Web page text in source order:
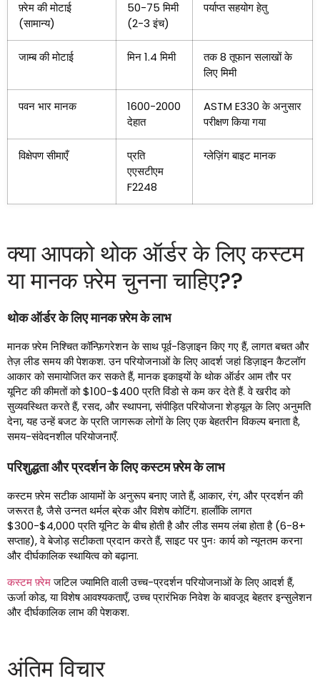
फ़्रेम की मोटाई
(सामान्य)
50-75 मिमी
(2-3 इंच)
पर्याप्त सहयोग हेतु
जाम्ब की मोटाई मिन 1.4 मिमी
तक 8 तूफान सलाखों के
लिए मिमी
पवन भार मानक
1600-2000
देहात
ASTM E330 के अनुसार
परीक्षण किया गया
विक्षेपण सीमाएँ
प्रति
एएसटीएम
F2248
ग्लेज़िंग बाइट मानक
क्या आपको थोक ऑर्डर के लिए कस्टम
या मानक फ़्रेम चुनना चाहिए??
थोक ऑर्डर के लिए मानक फ़्रेम के लाभ
मानक फ़्रेम निश्चित कॉन्फ़िगरेशन के साथ पूर्व-डिज़ाइन किए गए हैं, लागत बचत और
तेज़ लीड समय की पेशकश. उन परियोजनाओं के लिए आदर्श जहां डिज़ाइन कैटलॉग
आकार को समायोजित कर सकते हैं, मानक इकाइयों के थोक ऑर्डर आम तौर पर
यूनिट की कीमतों को $100-$400 प्रति विंडो से कम कर देते हैं. वे खरीद को
सुव्यवस्थित करते हैं, रसद, और स्थापना, संपीड़ित परियोजना शेड्यूल के लिए अनुमति
देना, यह उन्हें बजट के प्रति जागरूक लोगों के लिए एक बेहतरीन विकल्प बनाता है,
समय-संवेदनशील परियोजनाएँ.
परिशुद्धता और प्रदर्शन के लिए कस्टम फ़्रेम के लाभ
कस्टम फ़्रेम सटीक आयामों के अनुरूप बनाए जाते हैं, आकार, रंग, और प्रदर्शन की
जरूरत है, जैसे उन्नत थर्मल ब्रेक और विशेष कोटिंग. हालाँकि लागत
$300-$4,000 प्रति यूनिट के बीच होती है और लीड समय लंबा होता है (6-8+
सप्ताह), वे बेजोड़ सटीकता प्रदान करते हैं, साइट पर पुनः कार्य को न्यूनतम करना
और दीर्घकालिक स्थायित्व को बढ़ाना.
कस्टम फ़्रेमजटिल ज्यामिति वाली उच्च-प्रदर्शन परियोजनाओं के लिए आदर्श हैं,
ऊर्जा कोड, या विशेष आवश्यकताएँ, उच्च प्रारंभिक निवेश के बावजूद बेहतर इन्सुलेशन
और दीर्घकालिक लाभ की पेशकश.
अंतिम विचार